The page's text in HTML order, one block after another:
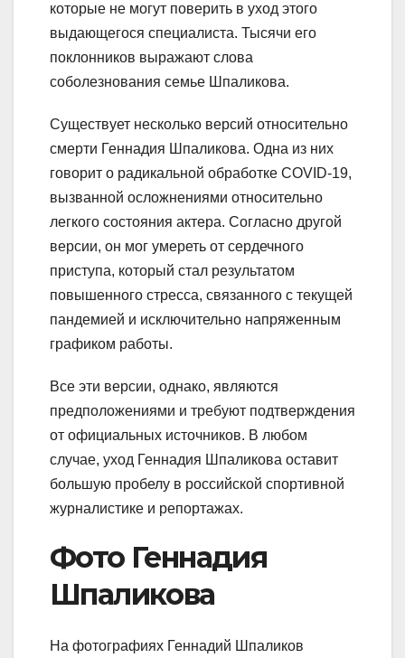
которые не могут поверить в уход этого
выдающегося специалиста. Тысячи его
поклонников выражают слова
соболезнования семье Шпаликова.
Существует несколько версий относительно
смерти Геннадия Шпаликова. Одна из них
говорит о радикальной обработке COVID-19,
вызванной осложнениями относительно
легкого состояния актера. Согласно другой
версии, он мог умереть от сердечного
приступа, который стал результатом
повышенного стресса, связанного с текущей
пандемией и исключительно напряженным
графиком работы.
Все эти версии, однако, являются
предположениями и требуют подтверждения
от официальных источников. В любом
случае, уход Геннадия Шпаликова оставит
большую пробелу в российской спортивной
журналистике и репортажах.
Фото Геннадия
Шпаликова
На фотографиях Геннадий Шпаликов